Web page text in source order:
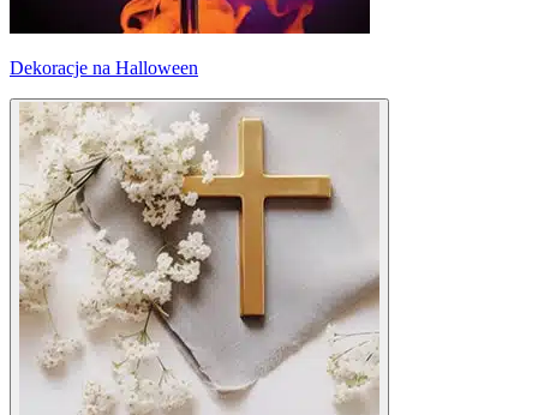
Dekoracje na Halloween